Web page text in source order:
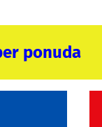
ponuda